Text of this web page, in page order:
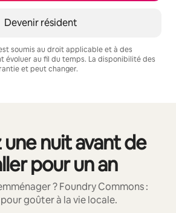
Devenir résident
soumis au droit applicable et à des
évoluer au fil du temps. La disponibilité des
et peut changer.
une nuit avant de
pour un an
? Foundry Commons :
goûter à la vie locale.